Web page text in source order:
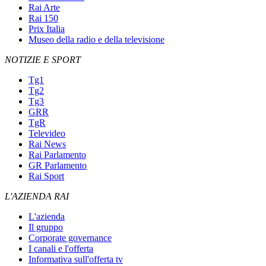
Rai Arte
Rai 150
Prix Italia
Museo della radio e della televisione
NOTIZIE E SPORT
Tg1
Tg2
Tg3
GRR
TgR
Televideo
Rai News
Rai Parlamento
GR Parlamento
Rai Sport
L'AZIENDA RAI
L'azienda
Il gruppo
Corporate governance
I canali e l'offerta
Informativa sull'offerta tv